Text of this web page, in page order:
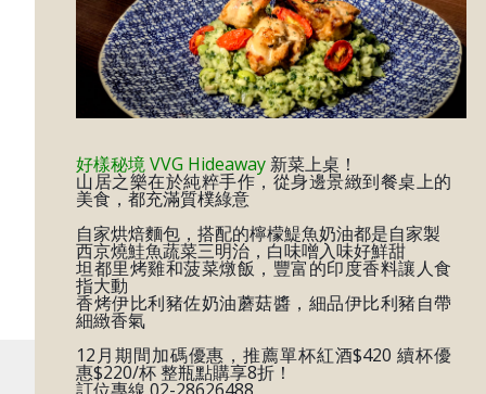
好樣秘境 VVG Hideaway 新菜上桌！
山居之樂在於純粹手作，從身邊景緻到餐桌上的
美食，都充滿質樸綠意
自家烘焙麵包，搭配的檸檬鯷魚奶油都是自家製
西京燒鮭魚蔬菜三明治，白味噌入味好鮮甜
坦都里烤雞和菠菜燉飯，豐富的印度香料讓人食
指大動
香烤伊比利豬佐奶油蘑菇醬，細品伊比利豬自帶
細緻香氣
12月期間加碼優惠，推薦單杯紅酒$420 續杯優
惠$220/杯 整瓶點購享8折！